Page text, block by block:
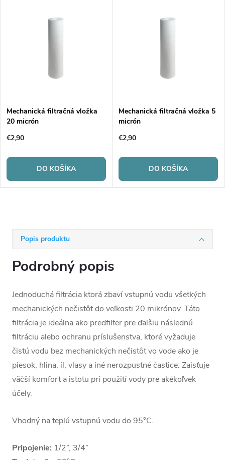
Popis produktu
Podrobný popis
Jednoduchá filtrácia ktorá zbaví vstupnú vodu všetkých
mechanických nečistôt do veľkosti 20 mikrónov. Táto
filtrácia je ideálna ako predfilter pre ďalšiu následnú
filtráciu alebo ochranu príslušenstva, ktoré vyžaduje
čistú vodu bez mechanických nečistôt vo vode ako je
piesok, hlina, íl, vlasy a iné nerozpustné častice. Zaisťuje
väčší komfort a istotu pri použití vody pre akékoľvek
účely.
Vhodný na teplú vstupnú vodu do 95°C.
Pripojenie: 1/2”, 3/4”
Mechanická filtračná vložka
20 micrón
€2,90
DO KOŠÍKA
Mechanická filtračná vložka 5
micrón
€2,90
DO KOŠÍKA